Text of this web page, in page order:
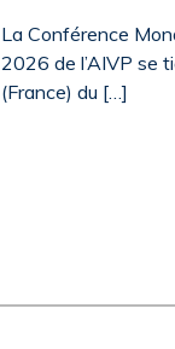
La Conférence
2026 de l’AIVP se
(France) du […]